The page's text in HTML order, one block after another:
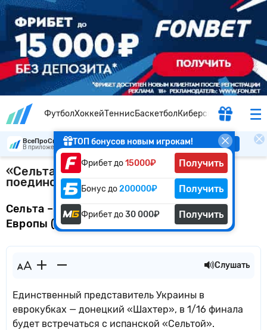
ФутболХоккейТеннисБаскетболКиберспорт
ТОП бонусов новым игрокам!
Фрибет до15000₽ Получить
Бонус до200000₽ Получить
Фрибет до30 000₽ Получить
ВсеПроСпорт
В приложении удобнее Скачать
«Сельта» – «Шахтер»: кто выиграет
поединок?
Сельта – Шахтер. Прогноз на матч Лиги
Европы (16.02.2017)
Слушать
Единственный представитель Украины в
еврокубках — донецкий «Шахтер», в 1/16 финала
будет встречаться с испанской «Сельтой».